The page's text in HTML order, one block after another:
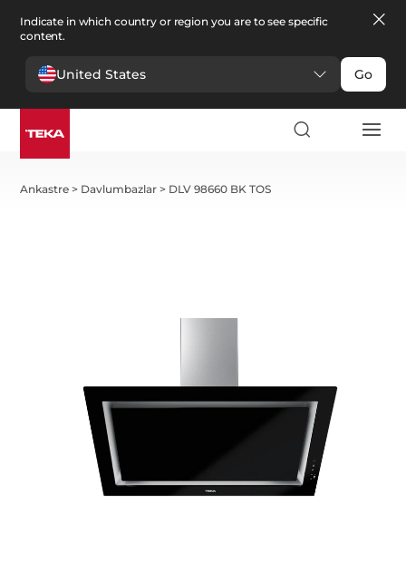
Indicate in which country or region you are to see specific
content.
United States Go
Ankastre > Davlumbazlar > DLV 98660 BK TOS